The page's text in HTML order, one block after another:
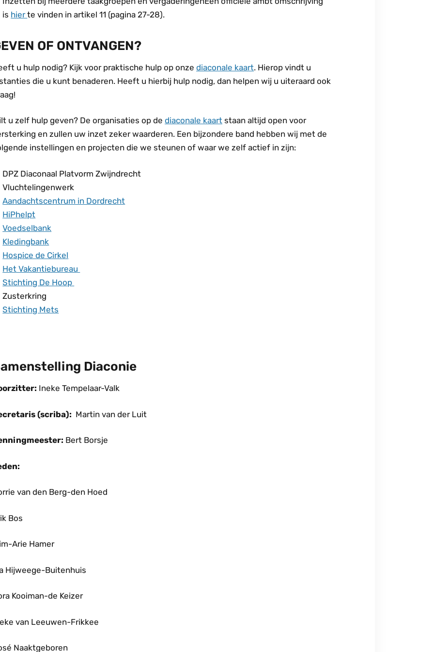
is hierte vinden in artikel 11 (pagina 27-28).
OF ONTVANGEN?
u hulp nodig? Kijk voor praktische hulp op onze diaconale kaart. Hierop vindt u
die u kunt benaderen. Heeft u hierbij hulp nodig, dan helpen wij u uiteraard ook
u zelf hulp geven? De organisaties op de diaconale kaart staan altijd open voor
en zullen uw inzet zeker waarderen. Een bijzondere band hebben wij met de
instellingen en projecten die we steunen of waar we zelf actief in zijn:
DPZ Diaconaal Platvorm Zwijndrecht
Vluchtelingenwerk
Aandachtscentrum in Dordrecht
HiPhelpt
Voedselbank
Kledingbank
Hospice de Cirkel
Het Vakantiebureau
Stichting De Hoop
Zusterkring
Stichting Mets
Diaconie
Ineke Tempelaar-Valk
(scriba): Martin van der Luit
Bert Borsje
van den Berg-den Hoed
Bos
Arie Hamer
Hijweege-Buitenhuis
Kooiman-de Keizer
van Leeuwen-Frikkee
Naaktgeboren